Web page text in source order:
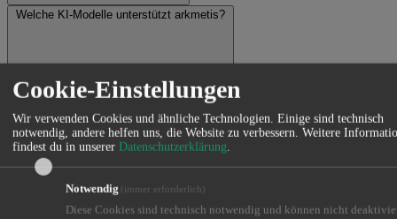
Welche KI-Modelle unterstützt arkmetis?
Cookie-Einstellungen
Wir verwenden Cookies und ähnliche Technologien. Einige sind technisch
notwendig, andere helfen uns, die Website zu verbessern. Weitere
findest du in unserer Datenschutzerklärung.
Notwendig (immer erforderlich)
Diese Cookies sind technisch notwendig und können nicht